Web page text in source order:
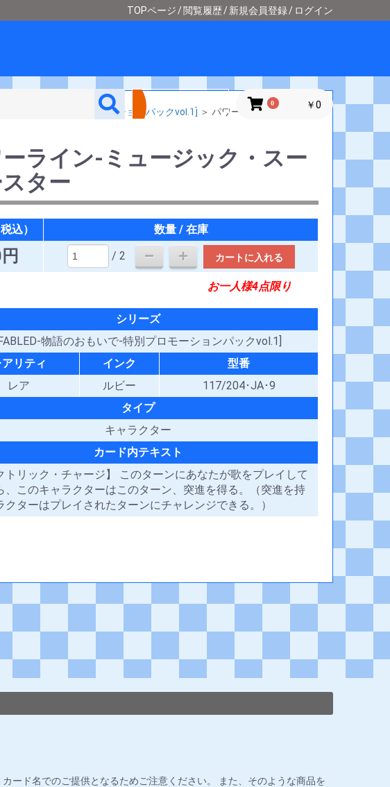
TOPページ 閲覧履歴 新規会員登録 ログイン
詳細検索 0 ￥0
語のおもいで-特別プロモーションパックvol.1] ＞ パワーライン-ミュージ
ライン-ミュージック・スー
ター
込） 数量 / 在庫
/ 2 カートに入れる
お一人様4点限り
シリーズ
物語のおもいで-特別プロモーションパックvol.1]
アリティ
インク
型番
レア
ルビー
117/204･JA･9
タイプ
キャラクター
カード内テキスト
トリック・チャージ】 このターンにあなたが歌をプレイして
、このキャラクターはこのターン、突進を得る。（突進を持
クターはプレイされたターンにチャレンジできる。）
ード名でのご提供となるためご注意ください。 また、そのような商品を